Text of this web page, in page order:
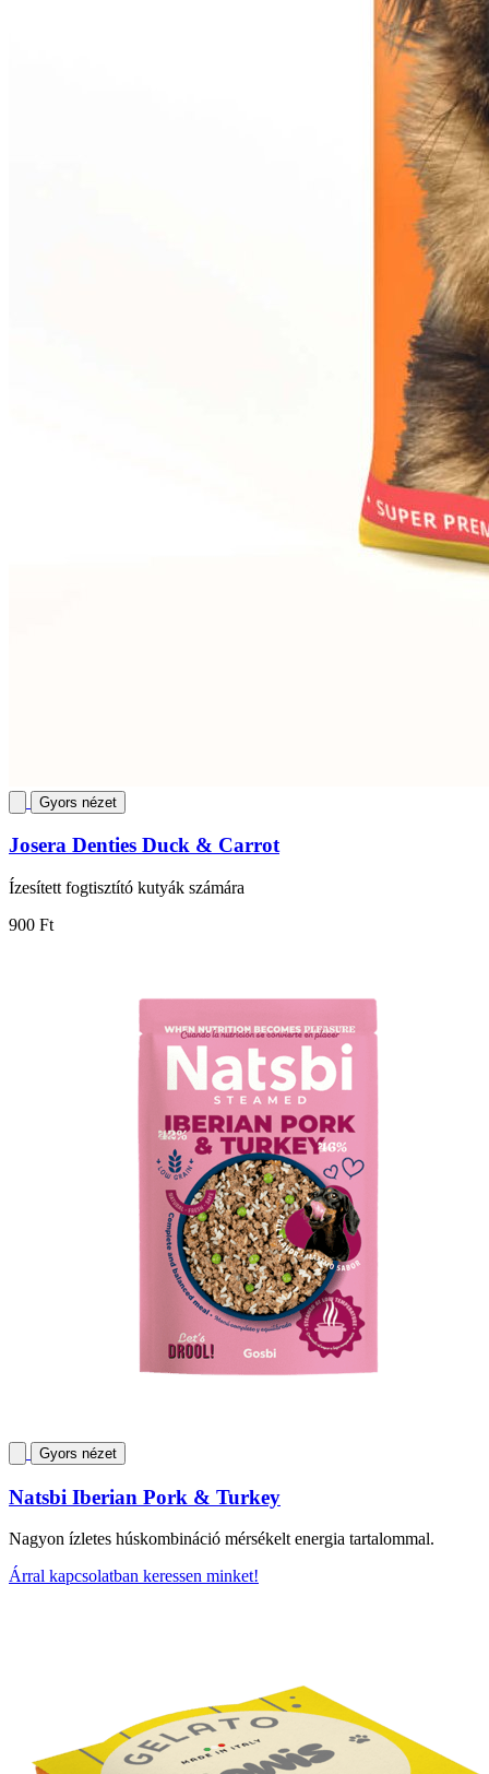
Gyors nézet
Josera Denties Duck & Carrot
Ízesített fogtisztító kutyák számára
900 Ft
Gyors nézet
Natsbi Iberian Pork & Turkey
Nagyon ízletes húskombináció mérsékelt energia tartalommal.
Árral kapcsolatban keressen minket!